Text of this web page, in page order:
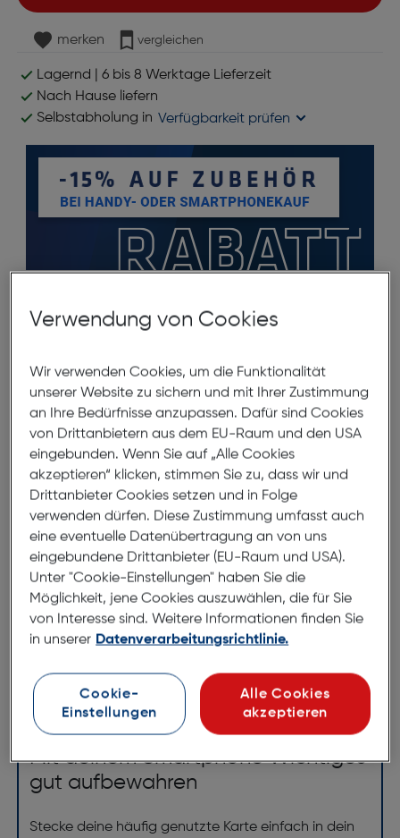
merken vergleichen
Lagernd | 6 bis 8 Werktage Lieferzeit
Nach Hause liefern
Selbstabholung in Verfügbarkeit prüfen
Produktbeschreibung
Samsung Book Cover Smart View
Wallet Galaxy S23+ black
ArtNr.: 620937280
Display-Fenster auf einen Blick
Mit dem Smart View Wallet Case kannst du direkt
auf das Display deines Galaxy S23+ zugreifen, ohne
das Case öffnen zu müssen. Das Case kombiniert
Schutz, Style und Komfort.
Einfaches Antippen reicht aus
Tippe auf das Display-Fenster, um wichtige
Funktionen schnell bedienen zu können, z.B. um
einen Anruf anzunehmen oder die Musik zu stoppen,
während das Case geschlossen ist.
Mit deinem Smartphone Wichtiges
gut aufbewahren
Stecke deine häufig genutzte Karte einfach in dein
Verwendung von Cookies
Wir verwenden Cookies, um die Funktionalität
unserer Website zu sichern und mit Ihrer Zustimmung
an Ihre Bedürfnisse anzupassen. Dafür sind Cookies
von Drittanbietern aus dem EU-Raum und den USA
eingebunden. Wenn Sie auf „Alle Cookies
akzeptieren“ klicken, stimmen Sie zu, dass wir und
Drittanbieter Cookies setzen und in Folge
verwenden dürfen. Diese Zustimmung umfasst auch
eine eventuelle Datenübertragung an von uns
eingebundene Drittanbieter (EU-Raum und USA).
Unter "Cookie-Einstellungen" haben Sie die
Möglichkeit, jene Cookies auszuwählen, die für Sie
von Interesse sind. Weitere Informationen finden Sie
in unserer Datenverarbeitungsrichtlinie.
Cookie-
Einstellungen
Alle Cookies
akzeptieren